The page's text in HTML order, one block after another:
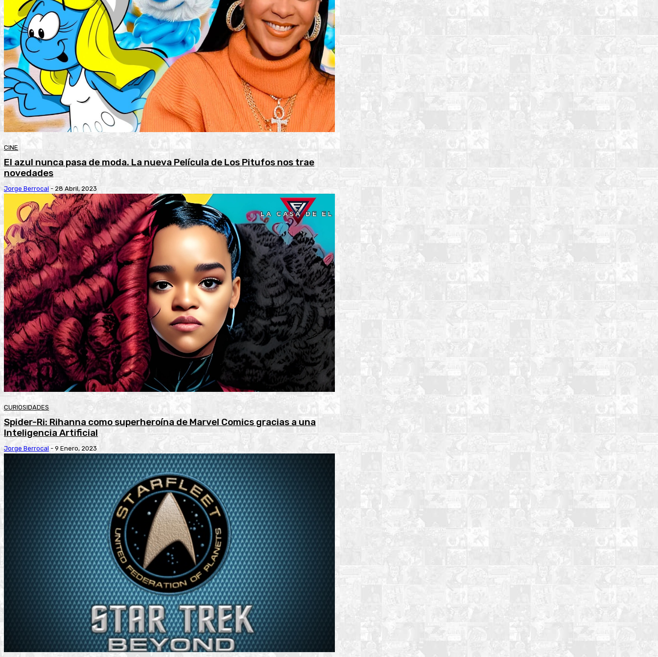
CINE
El azul nunca pasa de moda. La nueva Película de Los Pitufos nos trae
novedades
Jorge Berrocal - 28 Abril, 2023
CURIOSIDADES
Spider-Ri: Rihanna como superheroína de Marvel Comics gracias a una
Inteligencia Artificial
Jorge Berrocal - 9 Enero, 2023